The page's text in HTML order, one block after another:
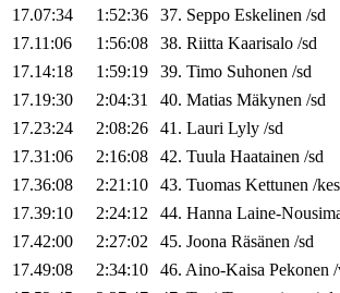
17.07:34
1:52:36 37. Seppo Eskelinen /sd
17.11:06
1:56:08 38. Riitta Kaarisalo /sd
17.14:18
1:59:19 39. Timo Suhonen /sd
17.19:30
2:04:31 40. Matias Mäkynen /sd
17.23:24
2:08:26 41. Lauri Lyly /sd
17.31:06
2:16:08 42. Tuula Haatainen /sd
17.36:08
2:21:10 43. Tuomas Kettunen /
17.39:10
2:24:12 44. Hanna Laine-
17.42:00
2:27:02 45. Joona Räsänen /sd
17.49:08
2:34:10 46. Aino-Kaisa Pekonen /